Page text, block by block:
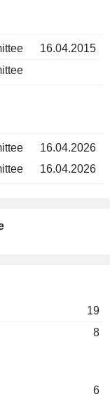
16.04.2015
16.04.2026
16.04.2026
19
8
6